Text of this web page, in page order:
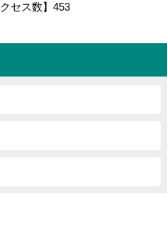
クセス数】 453